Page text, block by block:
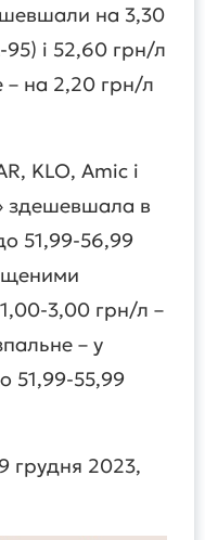
на 3,30
і 52,60 грн/л
– на 2,20 грн/л
KLO, Amic і
здешевшала в
51,99-56,99
3,00 грн/л –
– у
51,99-55,99
грудня 2023,